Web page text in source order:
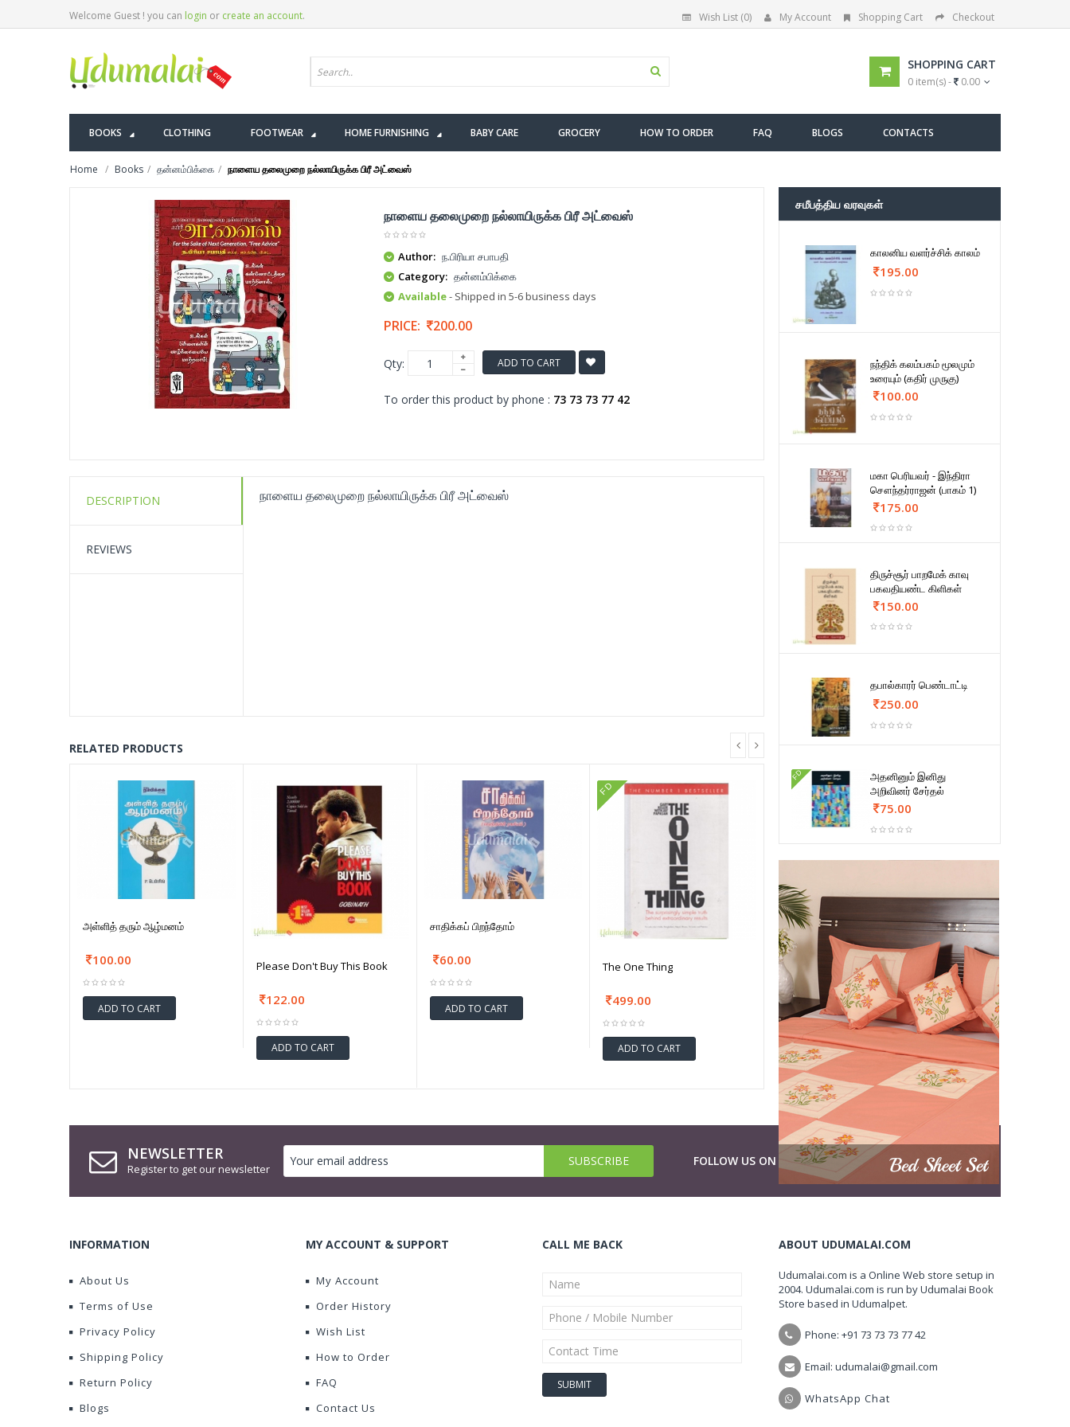
Welcome Guest ! you can login or create an account. Wish List (0) My Account Shopping Cart Checkout
SHOPPING CART
0 item(s) - 0.00
BOOKS CLOTHING FOOTWEAR HOME FURNISHING BABY CARE GROCERY HOW TO ORDER FAQ BLOGS CONTACTS
Home Books தன்னம்பிக்கை நாளைய தலைமுறை நல்லாயிருக்க பிரீ அட்வைஸ்
நாளைய தலைமுறை நல்லாயிருக்க பிரீ அட்வைஸ்
Author: ந.பிரியா சபாபதி
Category: தன்னம்பிக்கை
Available- Shipped in 5-6 business days
PRICE: 200.00
Qty: ADD TO CART
To order this product by phone : 73 73 73 77 42
DESCRIPTION
REVIEWS
நாளைய தலைமுறை நல்லாயிருக்க பிரீ அட்வைஸ்
RELATED PRODUCTS
அள்ளித் தரும் ஆழ்மனம்
100.00
ADD TO CART
Please Don't Buy This Book
122.00
ADD TO CART
சாதிக்கப் பிறந்தோம்
60.00
ADD TO CART
FD
The One Thing
499.00
ADD TO CART
சமீபத்திய வரவுகள்
காலனிய வளர்ச்சிக் காலம்
195.00
நந்திக் கலம்பகம் மூலமும்
உரையும் (கதிர் முருகு)
100.00
மகா பெரியவர் - இந்திரா
சௌந்தர்ராஜன் (பாகம் 1)
175.00
திருச்சூர் பாறமேக் காவு
பகவதியண்ட கிளிகள்
150.00
தபால்காரர் பெண்டாட்டி
250.00
FD
அதனினும் இனிது
அறிவினர் சேர்தல்
75.00
NEWSLETTER
Register to get our newsletter
FOLLOW US ON
INFORMATION
About Us
Terms of Use
Privacy Policy
Shipping Policy
Return Policy
Blogs
MY ACCOUNT & SUPPORT
My Account
Order History
Wish List
How to Order
FAQ
Contact Us
CALL ME BACK ABOUT UDUMALAI.COM
Udumalai.com is a Online Web store setup in
2004. Udumalai.com is run by Udumalai Book
Store based in Udumalpet.
Phone: +91 73 73 73 77 42
Email: udumalai@gmail.com
WhatsApp Chat